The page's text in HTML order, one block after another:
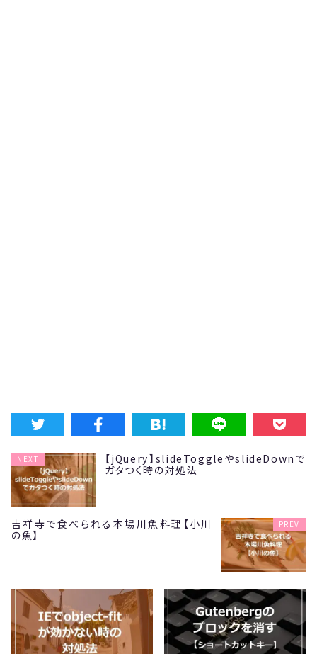
NEXT
【jQuery】slideToggleやslideDownで
ガタつく時の対処法
吉祥寺で食べられる本場川魚料理【小川
の魚】
PREV